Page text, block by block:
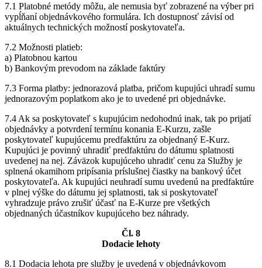
7.1 Platobné metódy môžu, ale nemusia byť zobrazené na výber pri
vypĺňaní objednávkového formulára. Ich dostupnosť závisí od
aktuálnych technických možností poskytovateľa.
7.2 Možnosti platieb:
a) Platobnou kartou
b) Bankovým prevodom na základe faktúry
7.3 Forma platby: jednorazová platba, pričom kupujúci uhradí sumu
jednorazovým poplatkom ako je to uvedené pri objednávke.
7.4 Ak sa poskytovateľ s kupujúcim nedohodnú inak, tak po prijatí
objednávky a potvrdení termínu konania E-Kurzu, zašle
poskytovateľ kupujúcemu predfaktúru za objednaný E-Kurz.
Kupujúci je povinný uhradiť predfaktúru do dátumu splatnosti
uvedenej na nej. Záväzok kupujúceho uhradiť cenu za Služby je
splnená okamihom pripísania príslušnej čiastky na bankový účet
poskytovateľa. Ak kupujúci neuhradí sumu uvedenú na predfaktúre
v plnej výške do dátumu jej splatnosti, tak si poskytovateľ
vyhradzuje právo zrušiť účasť na E-Kurze pre všetkých
objednaných účastníkov kupujúceho bez náhrady.
Čl. 8
Dodacie lehoty
8.1 Dodacia lehota pre služby je uvedená v objednávkovom